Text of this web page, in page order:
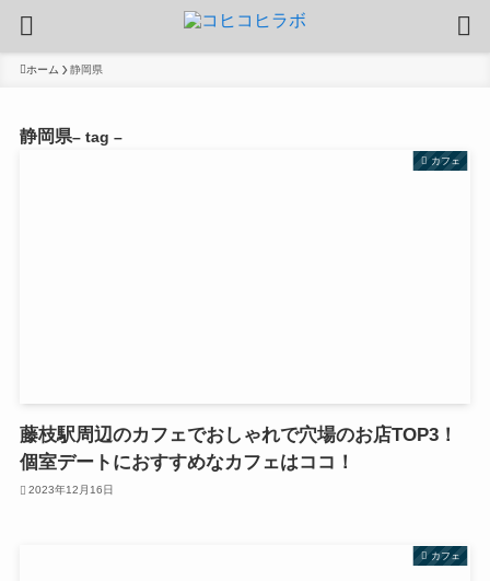
ホーム 静岡県
静岡県– tag –
カフェ
藤枝駅周辺のカフェでおしゃれで穴場のお店TOP3！
個室デートにおすすめなカフェはココ！
2023年12月16日
カフェ